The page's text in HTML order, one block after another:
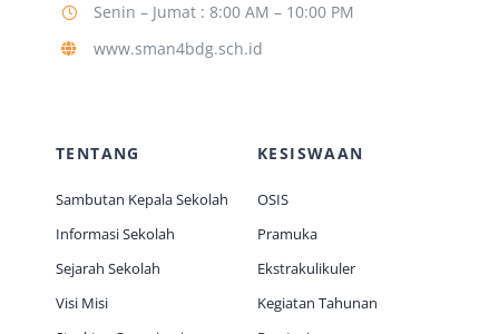
Senin – Jumat : 8:00 AM – 10:00 PM
www.sman4bdg.sch.id
TENTANG
Sambutan Kepala Sekolah
Informasi Sekolah
Sejarah Sekolah
Visi Misi
KESISWAAN
OSIS
Pramuka
Ekstrakulikuler
Kegiatan Tahunan